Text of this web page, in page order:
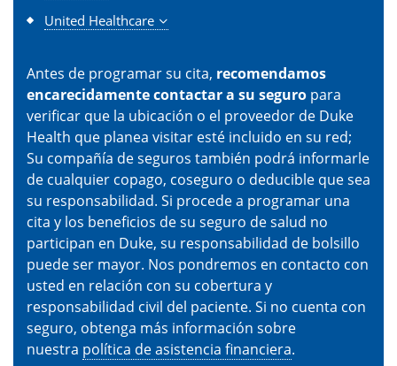
United Healthcare
Antes de programar su cita, recomendamos
encarecidamente contactar a su seguro para
verificar que la ubicación o el proveedor de Duke
Health que planea visitar esté incluido en su red;
Su compañía de seguros también podrá informarle
de cualquier copago, coseguro o deducible que sea
su responsabilidad. Si procede a programar una
cita y los beneficios de su seguro de salud no
participan en Duke, su responsabilidad de bolsillo
puede ser mayor. Nos pondremos en contacto con
usted en relación con su cobertura y
responsabilidad civil del paciente. Si no cuenta con
seguro, obtenga más información sobre
nuestra política de asistencia financiera.